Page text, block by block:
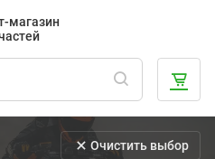
магазин
Очистить выбор